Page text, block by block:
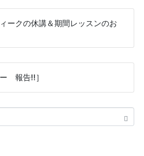
ークの休講＆期間レッスンのお
報告!!］